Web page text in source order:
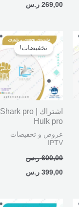
269,00 ر.س
تخفيضات!
اشتراك Shark pro |
Hulk pro
عروض و تخفيضات
IPTV
600,00 ر.س
السعر
الأصلي
هو:
600,00 ر.س.
399,00 ر.س
السعر
الحالي
هو:
399,00 ر.س.
نطاق